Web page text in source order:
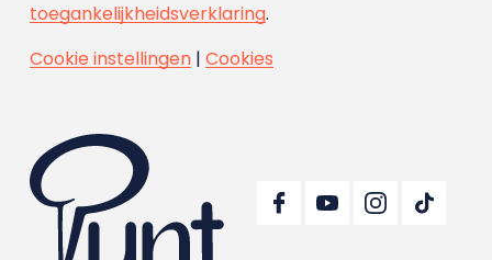
toegankelijkheidsverklaring.
Cookie instellingen| Cookies